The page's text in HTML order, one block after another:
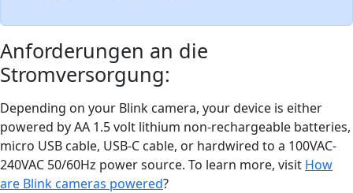
Anforderungen an die
Stromversorgung:
Depending on your Blink camera, your device is either
powered by AA 1.5 volt lithium non-rechargeable batteries,
micro USB cable, USB-C cable, or hardwired to a 100VAC-
240VAC 50/60Hz power source. To learn more, visit How
are Blink cameras powered?